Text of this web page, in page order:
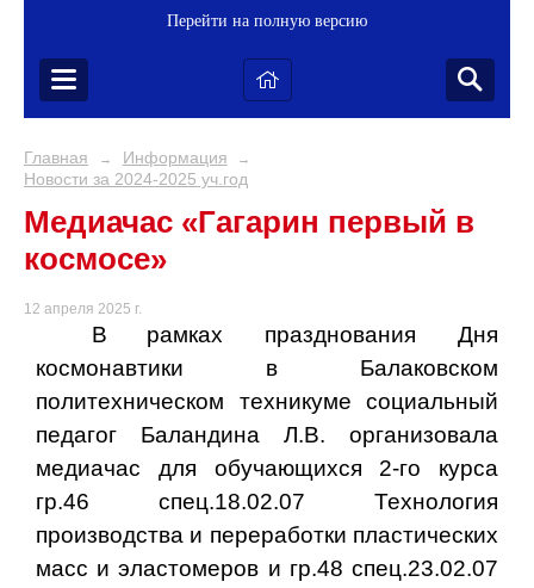
Перейти на полную версию
Главная → Информация →
Новости за 2024-2025 уч.год
Медиачас «Гагарин первый в
космосе»
12 апреля 2025 г.
В
рамках празднования Дня
космонавтики в Балаковском
политехническом техникуме социальный
педагог Баландина Л.В. организовала
медиачас для обучающихся 2-го курса
гр.46 спец.18.02.07 Технология
производства и переработки пластических
масс и эластомеров и гр.48 спец.23.02.07